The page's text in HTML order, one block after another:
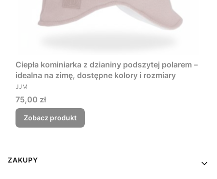
Ciepła kominiarka z dzianiny podszytej polarem –
idealna na zimę, dostępne kolory i rozmiary
PRODUCENT
JJM
Cena
75,00 zł
Zobacz produkt
Linki w stopce
ZAKUPY